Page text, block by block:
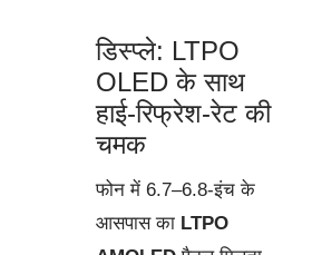
डिस्प्ले: LTPO
OLED के साथ
हाई-रिफ्रेश-रेट की
चमक
फोन में 6.7–6.8-इंच के
आसपास का LTPO